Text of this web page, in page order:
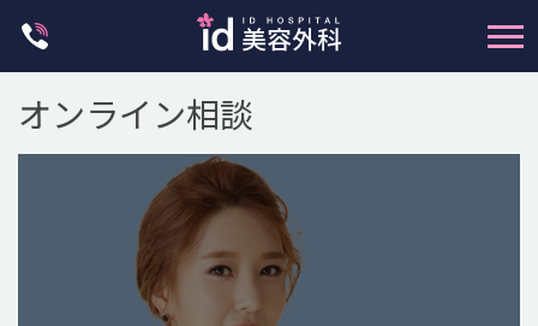
オンライン相談